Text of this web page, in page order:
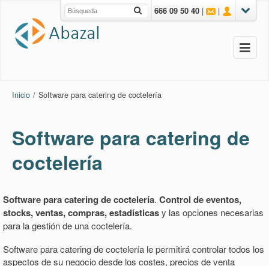
666 09 50 40 | |
Inicio / Software para catering de coctelería
Software para catering de
coctelería
Software para catering de coctelería. Control de eventos,
stocks, ventas, compras, estadísticasy las opciones necesarias
para la gestión de una coctelería.
Software para catering de coctelería le permitirá controlar todos los
aspectos de su negocio desde los costes, precios de venta